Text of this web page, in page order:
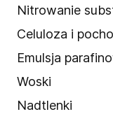
Nitrowanie
Celuloza i
Emulsja
Woski
Nadtlenki